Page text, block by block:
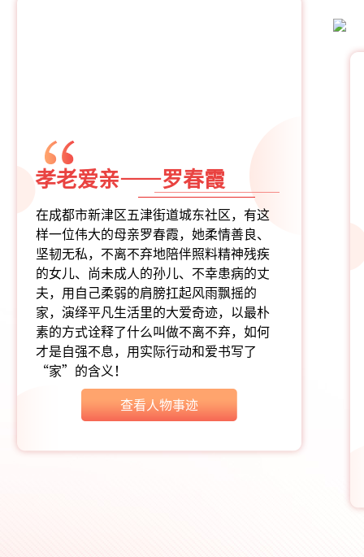
孝老爱亲——罗春霞
在成都市新津区五津街道城东社区，有这
样一位伟大的母亲罗春霞，她柔情善良、
坚韧无私，不离不弃地陪伴照料精神残疾
的女儿、尚未成人的孙儿、不幸患病的丈
夫，用自己柔弱的肩膀扛起风雨飘摇的
家，演绎平凡生活里的大爱奇迹，以最朴
素的方式诠释了什么叫做不离不弃，如何
才是自强不息，用实际行动和爱书写了
“家”的含义！
查看人物事迹